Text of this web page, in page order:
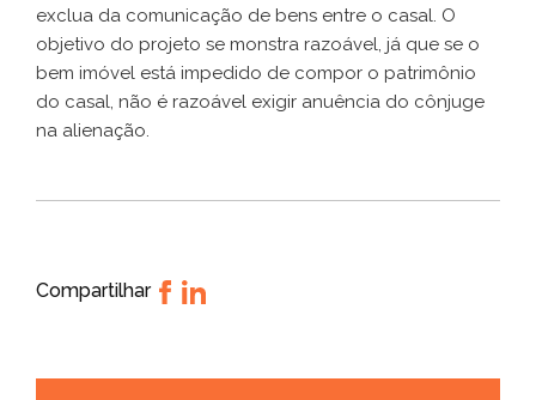
exclua da comunicação de bens entre o casal. O
objetivo do projeto se monstra razoável, já que se o
bem imóvel está impedido de compor o patrimônio
do casal, não é razoável exigir anuência do cônjuge
na alienação.
Compartilhar